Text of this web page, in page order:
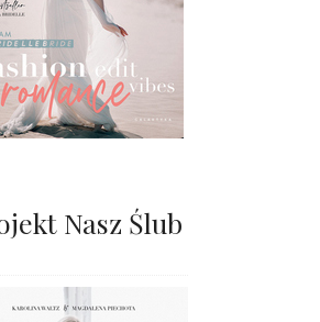
Nasz Ślub